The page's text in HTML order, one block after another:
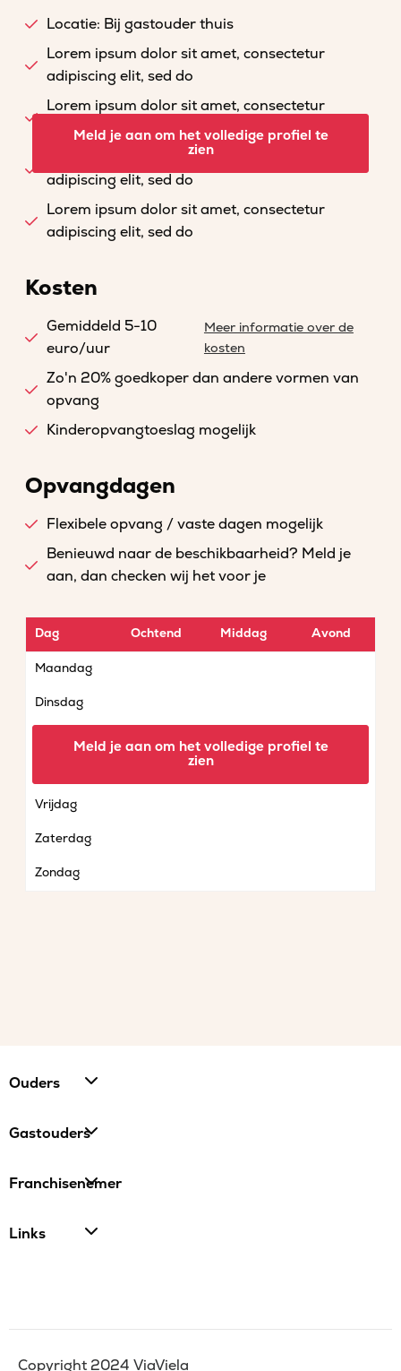
Locatie: Bij gastouder thuis
Lorem ipsum dolor sit amet, consectetur
adipiscing elit, sed do
Lorem ipsum dolor sit amet, consectetur
adipiscing elit, sed do
Lorem ipsum dolor sit amet, consectetur
adipiscing elit, sed do
Lorem ipsum dolor sit amet, consectetur
adipiscing elit, sed do
Meld je aan om het volledige profiel te
zien
Kosten
Gemiddeld 5-10
euro/uur
Meer informatie over de
kosten
Zo'n 20% goedkoper dan andere vormen van
opvang
Kinderopvangtoeslag mogelijk
Opvangdagen
Flexibele opvang / vaste dagen mogelijk
Benieuwd naar de beschikbaarheid? Meld je
aan, dan checken wij het voor je
Dag Ochtend Middag Avond
Maandag
Dinsdag
Vrijdag
Zaterdag
Zondag
Meld je aan om het volledige profiel te
zien
Ouders
Gastouders
Franchisenemer
Links
Copyright 2024 ViaViela